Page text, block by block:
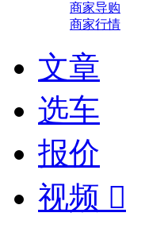
商家导购
商家行情
文章
选车
报价
视频 